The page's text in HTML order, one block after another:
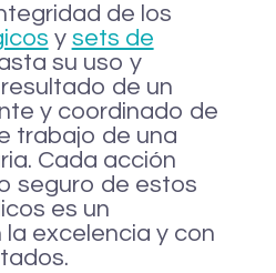
de los
y sets de
su uso y
de un
y coordinado de
trabajo de una
Cada acción
seguro de estos
es un
excelencia y con